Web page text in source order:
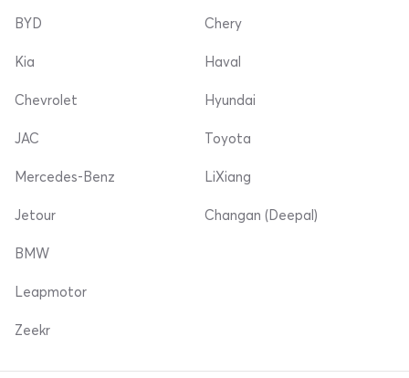
BYD
Kia
Chevrolet
Chery
Haval
Hyundai
JAC
Mercedes-Benz
Jetour
Toyota
LiXiang
Changan (Deepal)
BMW
Leapmotor
Zeekr